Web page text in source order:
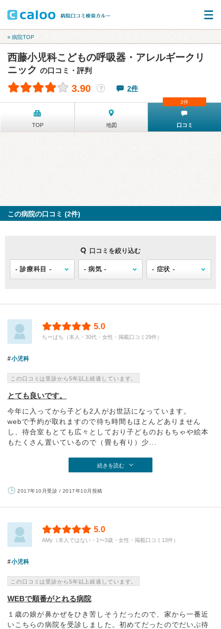
« 病院TOP
西藤小児科こどもの呼吸器・アレルギークリ
ニック の口コミ・評判
3.90 ？ 2件
TOP 地図 口コミ
2件
この病院の口コミ (2件)
口コミを絞り込む
5.0
ちーぱち（本人・30代・女性・掲載口コミ29件）
小児科
この口コミは受診から5年以上経過しています。
とても良いです。
今年に入ってから子ども2人がお世話になっています。
webで予約が取れますので待ち時間もほとんどありません
し、待合室もとても広々としており子どものおもちゃや絵本
もたくさん置いているので（畳も有り）少...
続きを読む
2017年10月受診 / 2017年10月投稿
5.0
AMy（本人ではない・1〜3歳・女性・掲載口コミ13件）
小児科
この口コミは受診から5年以上経過しています。
WEBで順番がとれる病院
１歳の娘が鼻かぜをひき苦しそうだったので、家から一番近
いこちらの病院を受診しました。初めてだったのでだいぶ待